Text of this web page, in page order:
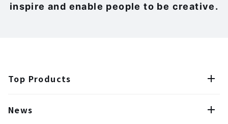
inspire and enable people to be creative.
Top Products
News